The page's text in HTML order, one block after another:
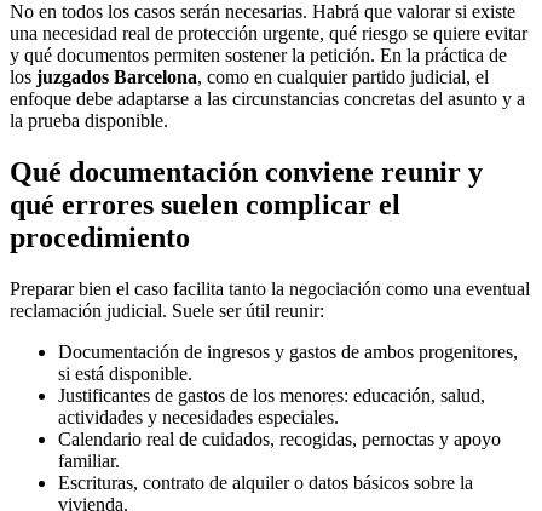
No en todos los casos serán necesarias. Habrá que valorar si existe
una necesidad real de protección urgente, qué riesgo se quiere evitar
y qué documentos permiten sostener la petición. En la práctica de
los juzgados Barcelona, como en cualquier partido judicial, el
enfoque debe adaptarse a las circunstancias concretas del asunto y a
la prueba disponible.
Qué documentación conviene reunir y
qué errores suelen complicar el
procedimiento
Preparar bien el caso facilita tanto la negociación como una eventual
reclamación judicial. Suele ser útil reunir:
Documentación de ingresos y gastos de ambos progenitores,
si está disponible.
Justificantes de gastos de los menores: educación, salud,
actividades y necesidades especiales.
Calendario real de cuidados, recogidas, pernoctas y apoyo
familiar.
Escrituras, contrato de alquiler o datos básicos sobre la
vivienda.